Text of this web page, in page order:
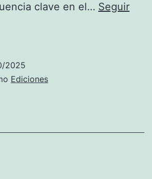
clave en el… Seguir
2025
Ediciones